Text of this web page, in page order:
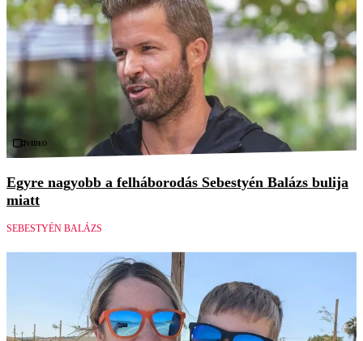
Videó
Egyre nagyobb a felháborodás Sebestyén Balázs bulija
miatt
SEBESTYÉN BALÁZS